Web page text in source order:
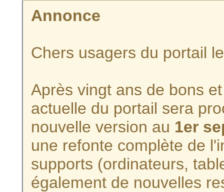
Annonce
Chers usagers du portail
Après vingt ans de bons
actuelle du portail sera
nouvelle version au 1er
une refonte complète de
supports (ordinateurs,
également de nouvelles